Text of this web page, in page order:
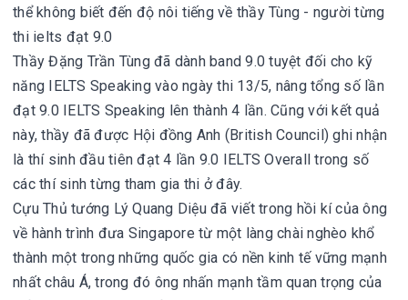
thể không biết đến độ nôi tiếng về thầy Tùng - người từng
thi ielts đạt 9.0
Thầy Đặng Trần Tùng đã dành band 9.0 tuyệt đối cho kỹ
năng IELTS Speaking vào ngày thi 13/5, nâng tổng số lần
đạt 9.0 IELTS Speaking lên thành 4 lần. Cũng với kết quả
này, thầy đã được Hội đồng Anh (British Council) ghi nhận
là thí sinh đầu tiên đạt 4 lần 9.0 IELTS Overall trong số
các thí sinh từng tham gia thi ở đây.
Cựu Thủ tướng Lý Quang Diệu đã viết trong hồi kí của ông
về hành trình đưa Singapore từ một làng chài nghèo khổ
thành một trong những quốc gia có nền kinh tế vững mạnh
nhất châu Á, trong đó ông nhấn mạnh tầm quan trọng của